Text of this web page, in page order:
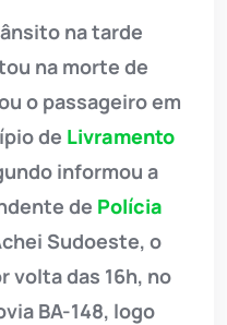
na tarde
na morte de
o passageiro em
de Livramento
informou a
de Polícia
Sudoeste, o
volta das 16h, no
BA-148, logo